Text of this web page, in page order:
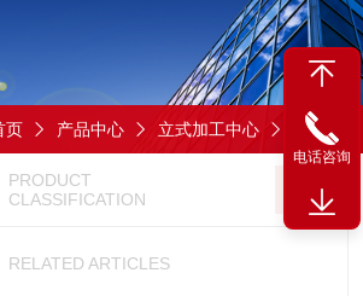
页 产品中心 立式加工中心 VMC-1370三线四导轨立加
PRODUCT
CLASSIFICATION
RELATED ARTICLES
电话咨询